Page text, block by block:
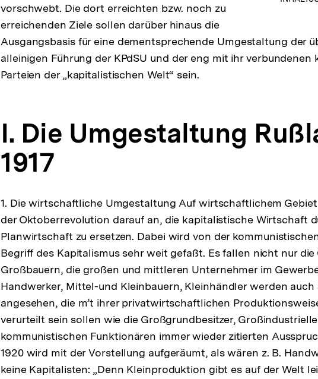
vorschwebt. Die dort erreichten bzw. noch zu
erreichenden Ziele sollen darüber hinaus die
Ausgangsbasis für eine dementsprechende Umgestaltung der
alleinigen Führung der KPdSU und der eng mit ihr verbundenen
Parteien der „kapitalistischen Welt“ sein.
I. Die Umgestaltung
1917
1. Die wirtschaftliche Umgestaltung Auf wirtschaftlichem
der Oktoberrevolution darauf an, die kapitalistische Wirtschaft
Planwirtschaft zu ersetzen. Dabei wird von der
Begriff des Kapitalismus sehr weit gefaßt. Es fallen nicht nur
Großbauern, die großen und mittleren Unternehmer im
Handwerker, Mittel-und Kleinbauern, Kleinhändler werden auch
angesehen, die m’t ihrer privatwirtschaftlichen
verurteilt sein sollen wie die Großgrundbesitzer,
kommunistischen Funktionären immer wieder zitierten
1920 wird mit der Vorstellung aufgeräumt, als wären z. B.
keine Kapitalisten: „Denn Kleinproduktion gibt es auf der Welt